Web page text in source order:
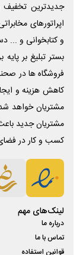
جدیدترین تخفیف
اپراتورهای
و کتابخوانی و ...
بستر تبلیغ بر
فروشگاه ها در
کاهش هزینه و
مشتریان خواهد
مشتریان جدید
کسب و کار در
لینک‌های مهم
درباره ما
تماس با ما
قوانین استفاده